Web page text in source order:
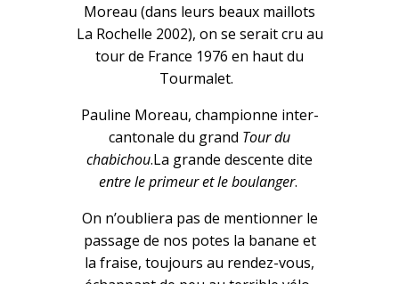
Moreau (dans leurs beaux maillots
La Rochelle 2002), on se serait cru au
tour de France 1976 en haut du
Tourmalet.
Pauline Moreau, championne inter-
cantonale du grand Tour du
chabichou.La grande descente dite
entre le primeur et le boulanger.
On n’oubliera pas de mentionner le
passage de nos potes la banane et
la fraise, toujours au rendez-vous,